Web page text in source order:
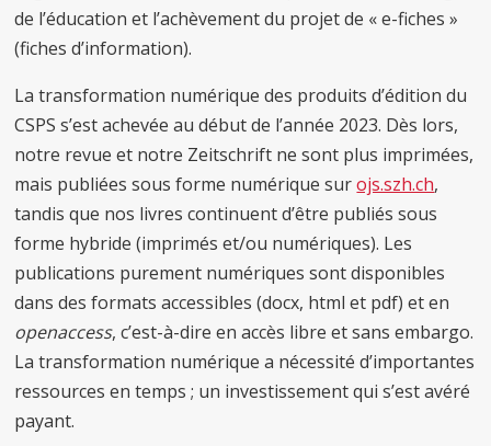
de l’éducation et l’achèvement du projet de « e-fiches »
(fiches d’information).
La transformation numérique des produits d’édition du
CSPS s’est achevée au début de l’année 2023. Dès lors,
notre revue et notre Zeitschrift ne sont plus imprimées,
mais publiées sous forme numérique surojs.szh.ch,
tandis que nos livres continuent d’être publiés sous
forme hybride (imprimés et/ou numériques). Les
publications purement numériques sont disponibles
dans des formats accessibles (docx, html et pdf) et en
openaccess, c’est-à-dire en accès libre et sans embargo.
La transformation numérique a nécessité d’importantes
ressources en temps ; un investissement qui s’est avéré
payant.